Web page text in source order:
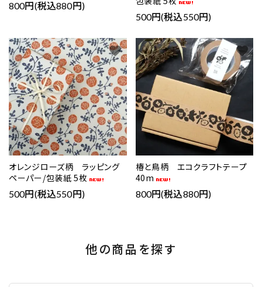
800円(税込880円)
500円(税込550円)
オレンジローズ柄 ラッピング
ペーパー/包装紙 5枚
500円(税込550円)
favorite
椿と鳥柄 エコクラフトテープ
40m
800円(税込880円)
favorite
他の商品を探す